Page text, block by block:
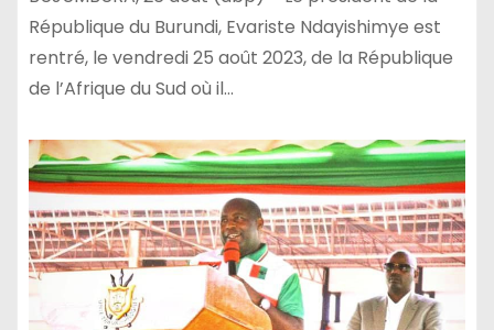
République du Burundi, Evariste Ndayishimye est
rentré, le vendredi 25 août 2023, de la République
de l’Afrique du Sud où il…